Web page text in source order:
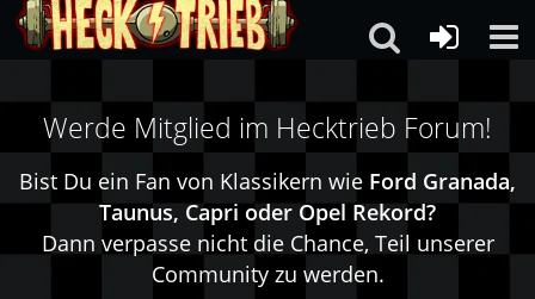
Werde Mitglied im Hecktrieb Forum!
Bist Du ein Fan von Klassikern wie Ford Granada,
Taunus, Capri oder Opel Rekord?
Dann verpasse nicht die Chance, Teil unserer
Community zu werden.